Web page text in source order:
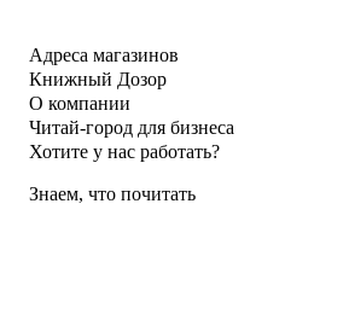
Адреса магазинов
Книжный Дозор
О компании
Читай-город для бизнеса
Хотите у нас работать?
Знаем, что почитать